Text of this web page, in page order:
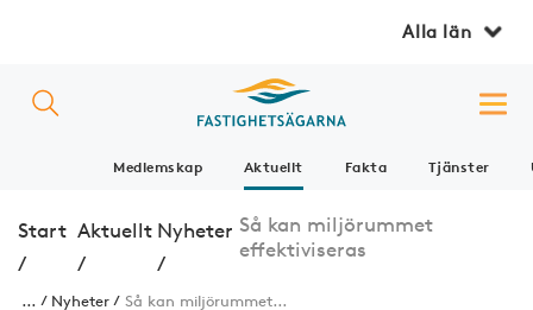
Alla län
Medlemskap Aktuellt Fakta Tjänster
Start
/
Aktuellt
/
Nyheter
/
Så kan miljörummet
effektiviseras
... Nyheter Så kan miljörummet...